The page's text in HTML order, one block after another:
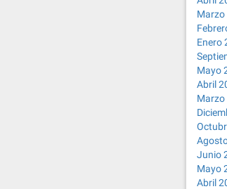
Enero
Mayo
Abril
Junio
Mayo
Abril